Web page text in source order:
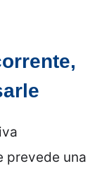
prevede una